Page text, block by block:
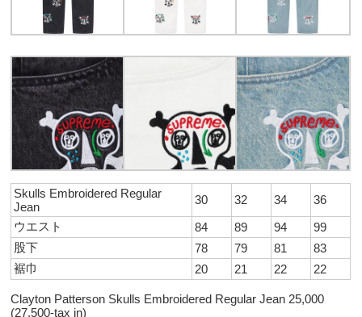
Skulls Embroidered Regular
Jean
30 32 34
36
ウエスト
84 89 94
99
股下
78 79 81
83
裾巾
20 21 22 22
Clayton Patterson Skulls Embroidered Regular Jean 25,000
(27,500-tax in)